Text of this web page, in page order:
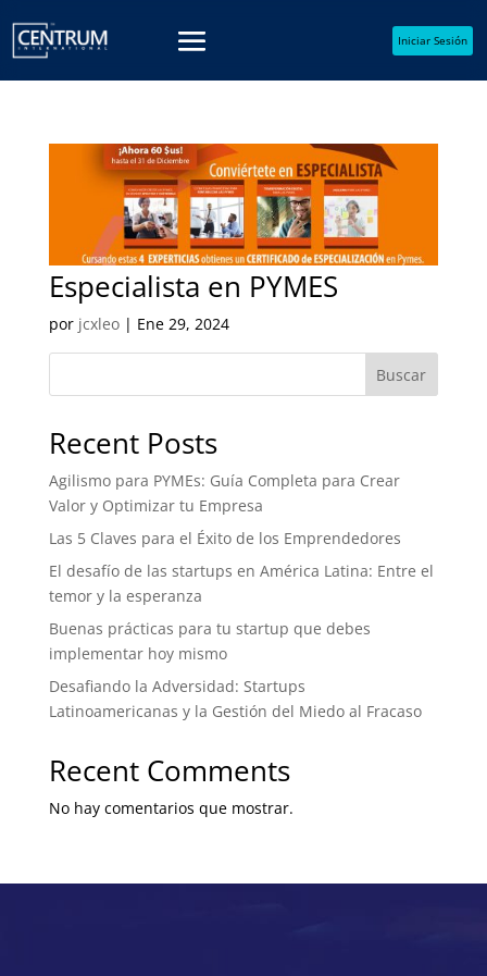
Iniciar Sesión
Especialista en PYMES
por jcxleo| Ene 29, 2024
Buscar
Recent Posts
Agilismo para PYMEs: Guía Completa para Crear
Valor y Optimizar tu Empresa
Las 5 Claves para el Éxito de los Emprendedores
El desafío de las startups en América Latina: Entre el
temor y la esperanza
Buenas prácticas para tu startup que debes
implementar hoy mismo
Desafiando la Adversidad: Startups
Latinoamericanas y la Gestión del Miedo al Fracaso
Recent Comments
No hay comentarios que mostrar.